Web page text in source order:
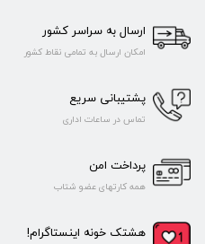
ارسال به سراسر کشور
امکان ارسال به تمامی نقاط کشور
پشتیبانی سریع
تماس در ساعات اداری
پرداخت امن
همه کارتهای عضو شتاب
هشتک خونه اینستاگرام!